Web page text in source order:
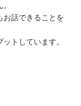
お話できることを
トしています。